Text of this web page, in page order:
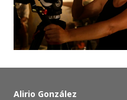
Alirio González